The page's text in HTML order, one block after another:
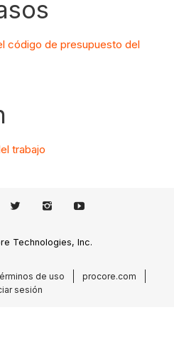
código de presupuesto del
trabajo
Technologies, Inc.
de uso
procore.com
sesión